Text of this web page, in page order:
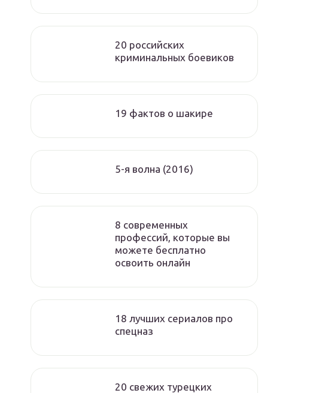
20 российских
криминальных боевиков
19 фактов о шакире
5-я волна (2016)
8 современных
профессий, которые вы
можете бесплатно
освоить онлайн
18 лучших сериалов про
спецназ
20 свежих турецких